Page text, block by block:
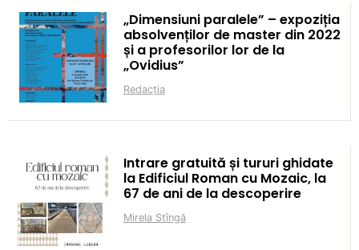
„Dimensiuni paralele” – expoziția
absolvenților de master din 2022
și a profesorilor lor de la
„Ovidius”
Redacția
Intrare gratuită și tururi ghidate
la Edificiul Roman cu Mozaic, la
67 de ani de la descoperire
Mirela Stîngă